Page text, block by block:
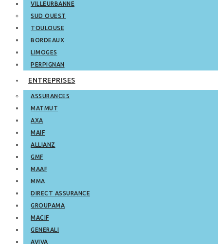
VILLEURBANNE
SUD OUEST
TOULOUSE
BORDEAUX
LIMOGES
PERPIGNAN
ENTREPRISES
ASSURANCES
MATMUT
AXA
MAIF
ALLIANZ
GMF
MAAF
MMA
DIRECT ASSURANCE
GROUPAMA
MACIF
GENERALI
AVIVA